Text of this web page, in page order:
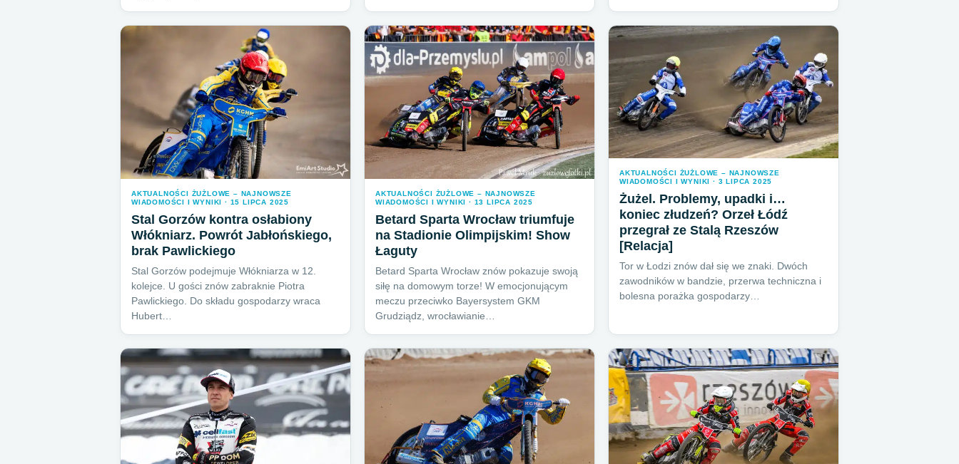
AKTUALNOŚCI ŻUŻLOWE – NAJNOWSZE
WIADOMOŚCI I WYNIKI · 15 LIPCA 2025
Stal Gorzów kontra osłabiony
Włókniarz. Powrót Jabłońskiego,
brak Pawlickiego
Stal Gorzów podejmuje Włókniarza w 12.
kolejce. U gości znów zabraknie Piotra
Pawlickiego. Do składu gospodarzy wraca
Hubert…
AKTUALNOŚCI ŻUŻLOWE – NAJNOWSZE
WIADOMOŚCI I WYNIKI · 13 LIPCA 2025
Betard Sparta Wrocław triumfuje
na Stadionie Olimpijskim! Show
Łaguty
Betard Sparta Wrocław znów pokazuje swoją
siłę na domowym torze! W emocjonującym
meczu przeciwko Bayersystem GKM
Grudziądz, wrocławianie…
AKTUALNOŚCI ŻUŻLOWE – NAJNOWSZE
WIADOMOŚCI I WYNIKI · 3 LIPCA 2025
Żużel. Problemy, upadki i…
koniec złudzeń? Orzeł Łódź
przegrał ze Stalą Rzeszów
[Relacja]
Tor w Łodzi znów dał się we znaki. Dwóch
zawodników w bandzie, przerwa techniczna i
bolesna porażka gospodarzy…